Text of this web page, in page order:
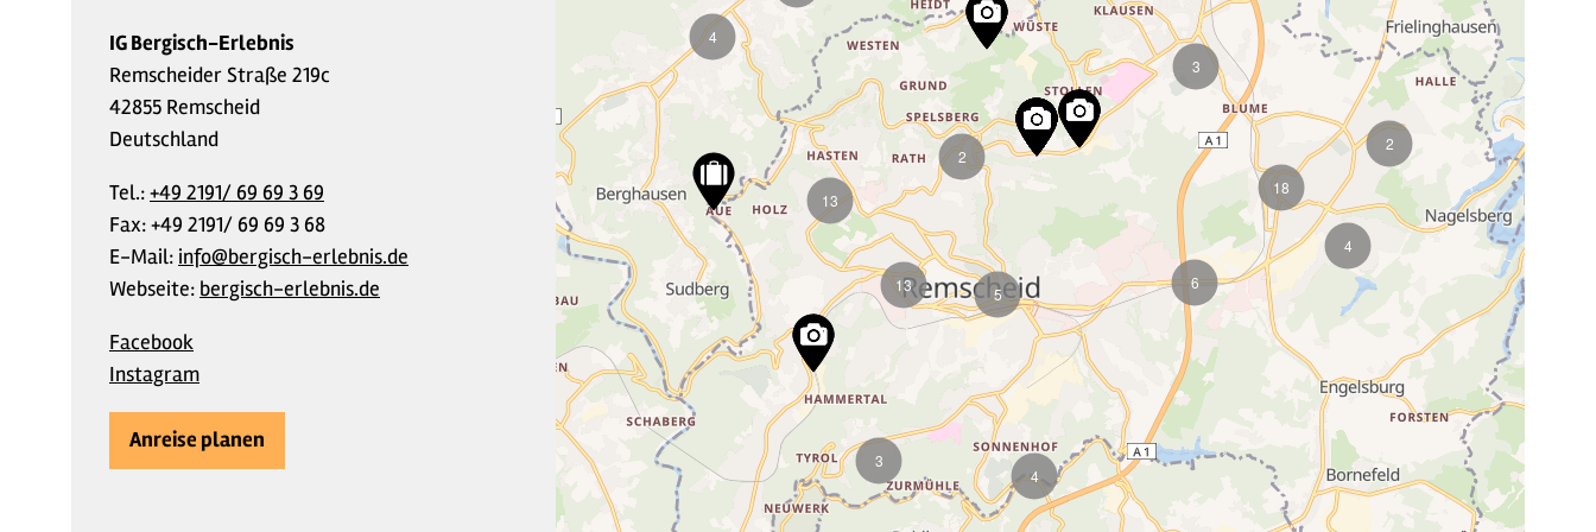
IG Bergisch-Erlebnis
Remscheider Straße 219c
42855 Remscheid
Deutschland
Tel.:+49 2191/ 69 69 3 69
Fax:+49 2191/ 69 69 3 68
E-Mail: info@bergisch-erlebnis.de
Webseite: bergisch-erlebnis.de
Facebook
Instagram
Anreise planen
4
3
6
3
18
4
2
2
5
13
13
4